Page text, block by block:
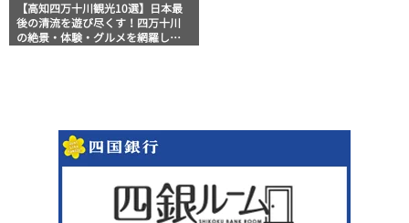
【高知四万十川観光10選】日本最
後の清流を遊び尽くす！四万十川
の絶景・体験・グルメを網羅した